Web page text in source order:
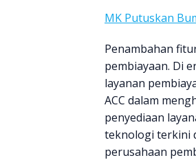
MK Putuskan
Penambahan
pembiayaan. Di
layanan
ACC dalam
penyediaan
teknologi terkini
perusahaan